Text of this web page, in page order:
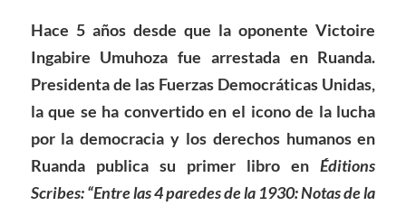
Hace 5 años desde que la oponente Victoire
Ingabire Umuhoza fue arrestada en Ruanda.
Presidenta de las Fuerzas Democráticas Unidas,
la que se ha convertido en el icono de la lucha
por la democracia y los derechos humanos en
Ruanda publica su primer libro enÉditions
Scribes: “Entre las 4 paredes de la 1930: Notas de la